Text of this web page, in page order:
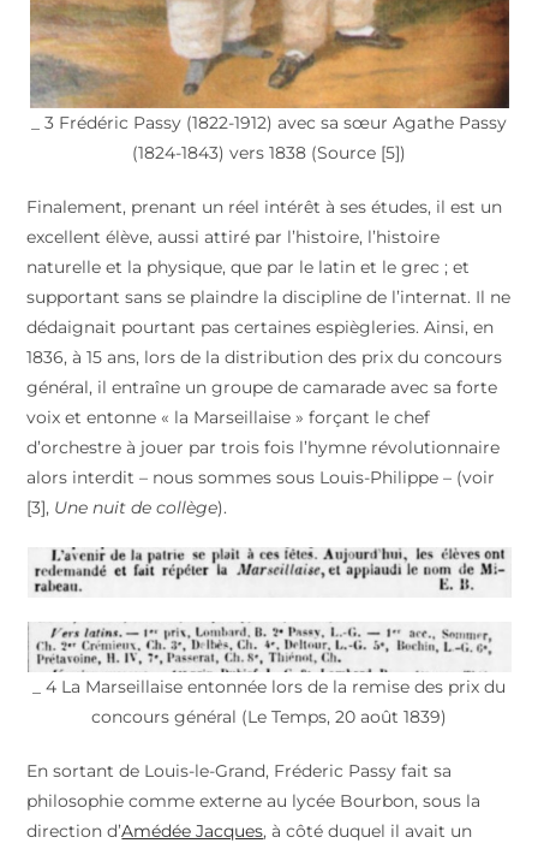
_ 3 Frédéric Passy (1822-1912) avec sa sœur Agathe Passy
(1824-1843) vers 1838 (Source [5])
Finalement, prenant un réel intérêt à ses études, il est un
excellent élève, aussi attiré par l’histoire, l’histoire
naturelle et la physique, que par le latin et le grec ; et
supportant sans se plaindre la discipline de l’internat. Il ne
dédaignait pourtant pas certaines espiègleries. Ainsi, en
1836, à 15 ans, lors de la distribution des prix du concours
général, il entraîne un groupe de camarade avec sa forte
voix et entonne « la Marseillaise » forçant le chef
d’orchestre à jouer par trois fois l’hymne révolutionnaire
alors interdit – nous sommes sous Louis-Philippe – (voir
[3], Une nuit de collège).
_ 4 La Marseillaise entonnée lors de la remise des prix du
concours général (Le Temps, 20 août 1839)
En sortant de Louis-le-Grand, Fréderic Passy fait sa
philosophie comme externe au lycée Bourbon, sous la
direction d’Amédée Jacques, à côté duquel il avait un